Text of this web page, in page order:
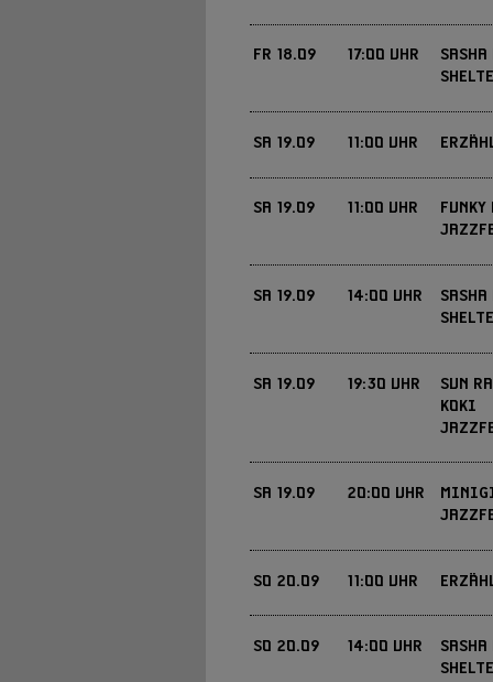
34€ ZZGL. GEBÜHREN
EINTRITT FREI
FÜR ALLE
FR 18.09 17:00 UHR
EINTRITT FREI
SA 19.09 11:00 UHR
EINTRITT FÜR ALLE
SA 19.09 11:00 UHR
SA 19.09 14:00 UHR
SA 19.09 19:30 UHR
SUN
KOKI
EINTRITT SIEHE: WWW.KOKI-
SA 19.09 20:00 UHR
SO 20.09 11:00 UHR
SO 20.09 14:00 UHR